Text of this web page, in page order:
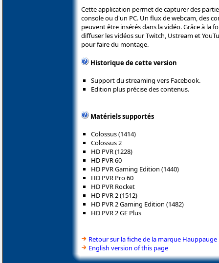
Cette application permet de capturer des
console ou d'un PC. Un flux de webcam, des
peuvent être insérés dans la vidéo. Grâce à la
diffuser les vidéos sur Twitch, Ustream et
pour faire du montage.
Historique de cette version
Support du streaming vers Facebook.
Edition plus précise des contenus.
Matériels supportés
Colossus (1414)
Colossus 2
HD PVR (1228)
HD PVR 60
HD PVR Gaming Edition (1440)
HD PVR Pro 60
HD PVR Rocket
HD PVR 2 (1512)
HD PVR 2 Gaming Edition (1482)
HD PVR 2 GE Plus
Retour sur la fiche de la marque Hauppauge
English version of this page